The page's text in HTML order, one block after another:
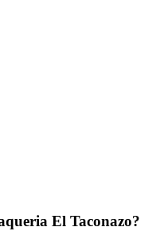
El Taconazo?